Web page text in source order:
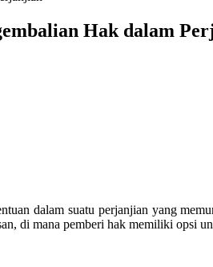
Hak dalam
dalam suatu perjanjian yang
di mana pemberi hak memiliki opsi